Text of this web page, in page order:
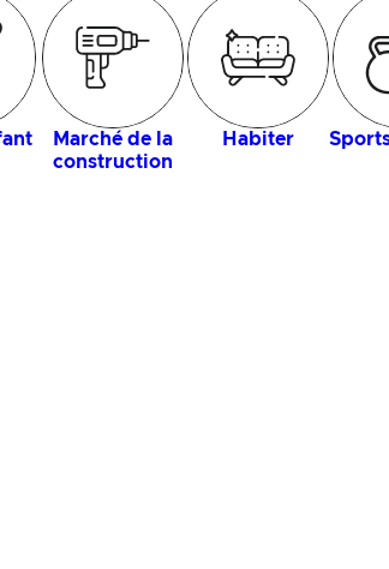
Marché de la
construction
Habiter